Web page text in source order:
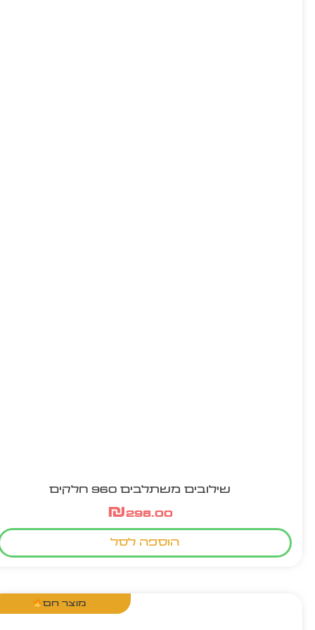
שילובים משתלבים 960 חלקים
₪298.00
הוספה לסל
מוצר חם